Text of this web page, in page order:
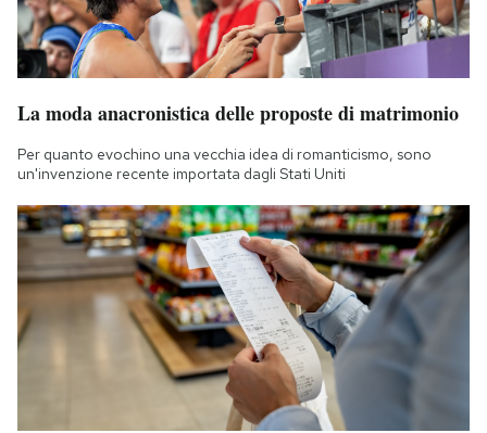
La moda anacronistica delle proposte di matrimonio
Per quanto evochino una vecchia idea di romanticismo, sono
un'invenzione recente importata dagli Stati Uniti